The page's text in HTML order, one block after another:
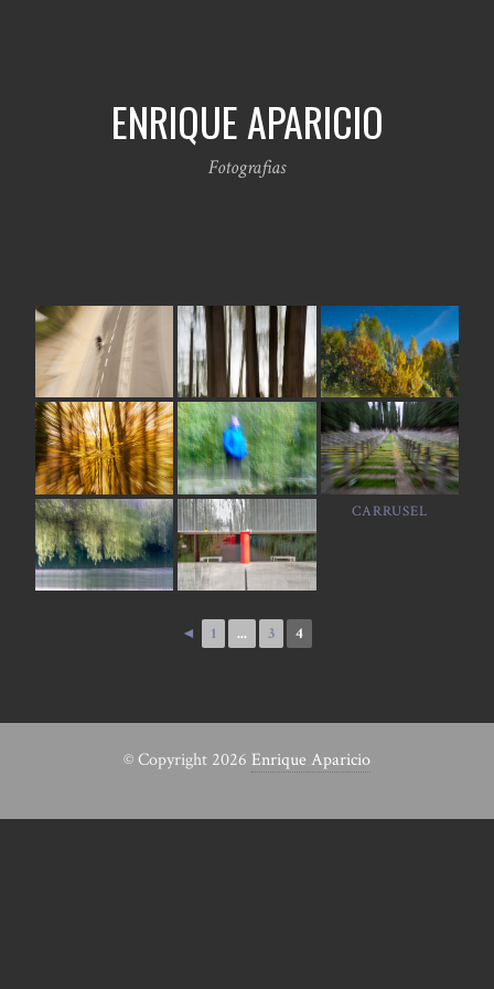
ENRIQUE APARICIO
Fotografias
CARRUSEL
◄ 1 ... 3 4
© Copyright 2026 Enrique Aparicio